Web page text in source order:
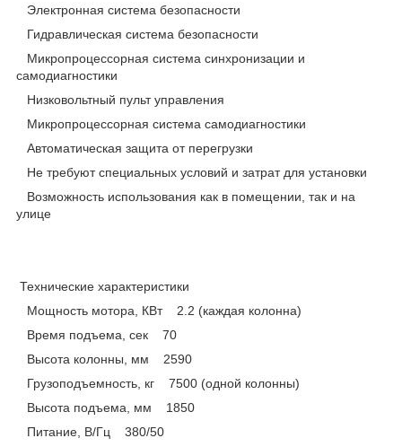
Электронная система безопасности
Гидравлическая система безопасности
Микропроцессорная система синхронизации и
самодиагностики
Низковольтный пульт управления
Микропроцессорная система самодиагностики
Автоматическая защита от перегрузки
Не требуют специальных условий и затрат для установки
Возможность использования как в помещении, так и на
улице
Технические характеристики
Мощность мотора, КВт 2.2 (каждая колонна)
Время подъема, сек 70
Высота колонны, мм 2590
Грузоподъемность, кг 7500 (одной колонны)
Высота подъема, мм 1850
Питание, В/Гц 380/50